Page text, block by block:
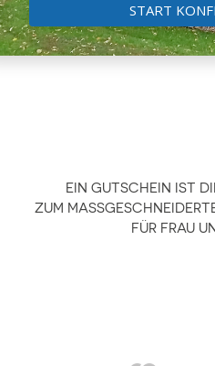
START
EIN GUTSCHEIN IST
ZUM
FÜR FRAU